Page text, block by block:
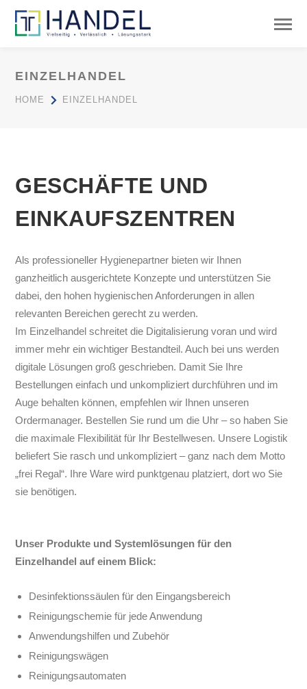
EINZELHANDEL
HOME EINZELHANDEL
GESCHÄFTE UND
EINKAUFSZENTREN
Als professioneller Hygienepartner bieten wir Ihnen
ganzheitlich ausgerichtete Konzepte und unterstützen Sie
dabei, den hohen hygienischen Anforderungen in allen
relevanten Bereichen gerecht zu werden.
Im Einzelhandel schreitet die Digitalisierung voran und wird
immer mehr ein wichtiger Bestandteil. Auch bei uns werden
digitale Lösungen groß geschrieben. Damit Sie Ihre
Bestellungen einfach und unkompliziert durchführen und im
Auge behalten können, empfehlen wir Ihnen unseren
Ordermanager. Bestellen Sie rund um die Uhr – so haben Sie
die maximale Flexibilität für Ihr Bestellwesen. Unsere Logistik
beliefert Sie rasch und unkompliziert – ganz nach dem Motto
„frei Regal“. Ihre Ware wird punktgenau platziert, dort wo Sie
sie benötigen.
Unser Produkte und Systemlösungen für den
Einzelhandel auf einem Blick:
Desinfektionssäulen für den Eingangsbereich
Reinigungschemie für jede Anwendung
Anwendungshilfen und Zubehör
Reinigungswägen
Reinigungsautomaten